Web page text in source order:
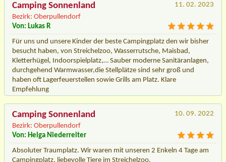
Camping Sonnenland
Bezirk: Oberpullendorf
11. 02. 2023
Von: Lukas R
Für uns und unsere Kinder der beste Campingplatz den wir bisher
besucht haben, von Streichelzoo, Wasserrutsche, Maisbad,
Kletterhügel, Indoorspielplatz,… Sauber moderne Sanitäranlagen,
durchgehend Warmwasser,die Stellplätze sind sehr groß und
haben oft Lagerfeuerstellen sowie Grills am Platz. Klare
Empfehlung
Camping Sonnenland
Bezirk: Oberpullendorf
10. 09. 2022
Von: Helga Niederreiter
Absoluter Traumplatz. Wir waren mit unseren 2 Enkeln 4 Tage am
Campingplatz, liebevolle Tiere im Streichelzoo,